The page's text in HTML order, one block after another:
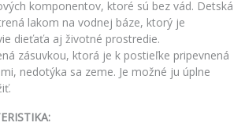
komponentov, ktoré sú bez vád. Detská
lakom na vodnej báze, ktorý je
dieťaťa aj životné prostredie.
zásuvkou, ktorá je k postieľke pripevnená
nedotýka sa zeme. Je možné ju úplne